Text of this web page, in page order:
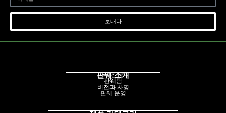
보내다
판웨 소개
판웨 캄파니
판웨팀
비전과 사명
판웨 운영